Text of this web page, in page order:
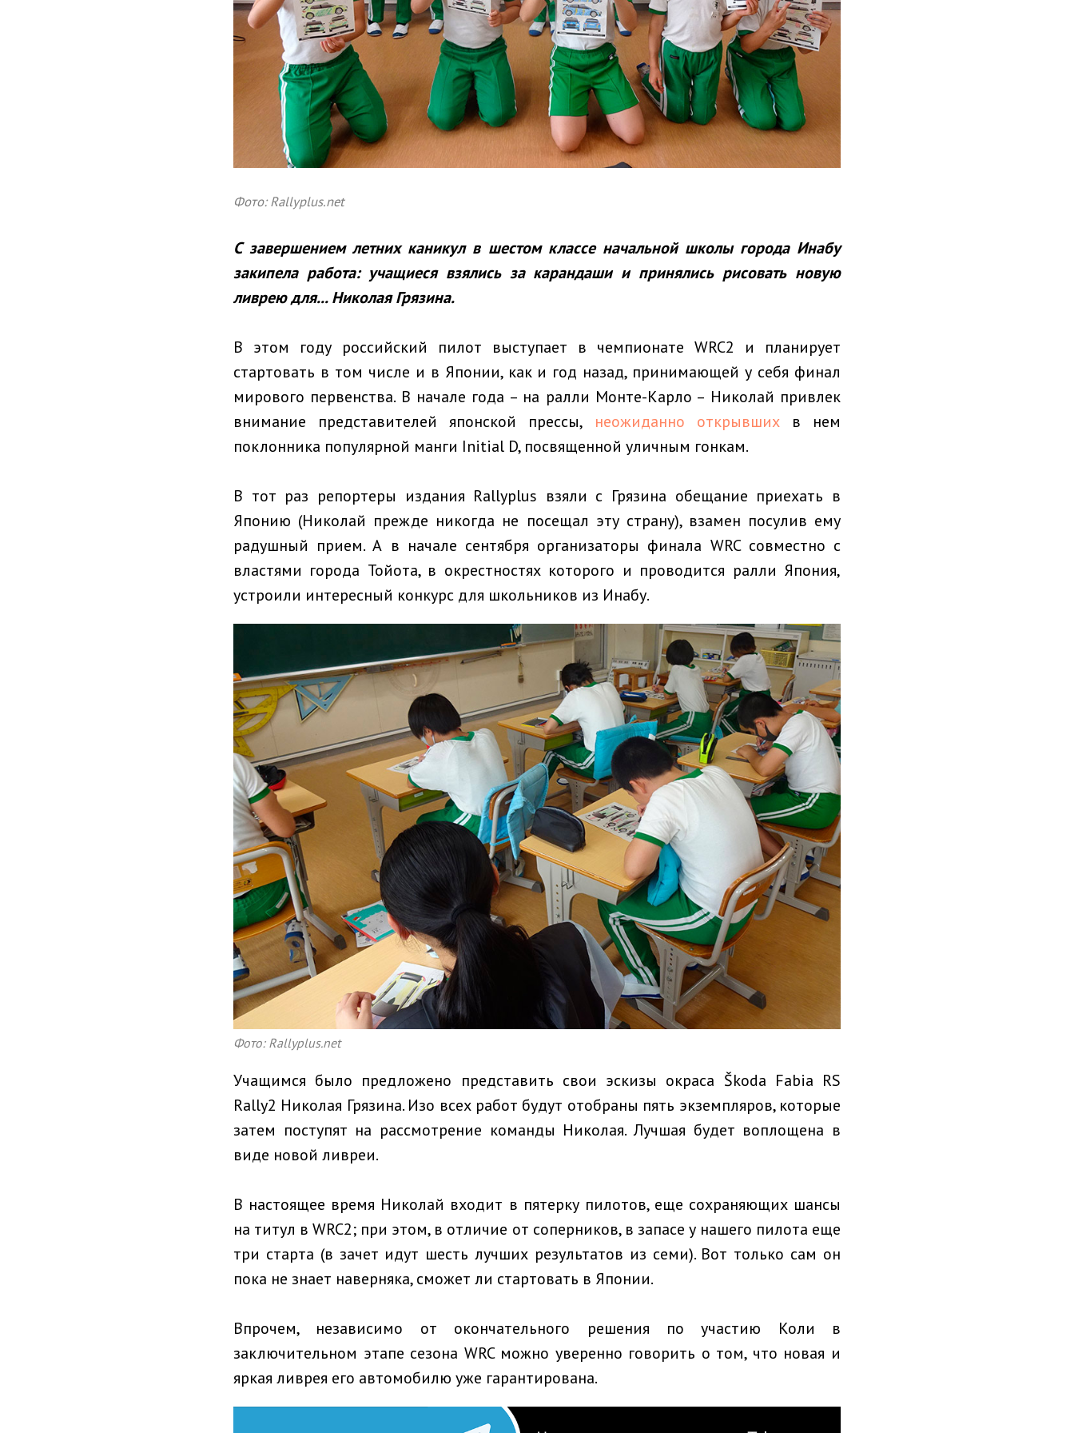
Фото: Rallyplus.net
С завершением летних каникул в шестом классе начальной школы города Инабу
закипела работа: учащиеся взялись за карандаши и принялись рисовать новую
ливрею для... Николая Грязина.
В этом году российский пилот выступает в чемпионате WRC2 и планирует
стартовать в том числе и в Японии, как и год назад, принимающей у себя финал
мирового первенства. В начале года – на ралли Монте-Карло – Николай привлек
внимание представителей японской прессы, неожиданно открывшихв нем
поклонника популярной манги Initial D, посвященной уличным гонкам.
В тот раз репортеры издания Rallyplus взяли с Грязина обещание приехать в
Японию (Николай прежде никогда не посещал эту страну), взамен посулив ему
радушный прием. А в начале сентября организаторы финала WRC совместно с
властями города Тойота, в окрестностях которого и проводится ралли Япония,
устроили интересный конкурс для школьников из Инабу.
Фото: Rallyplus.net
Учащимся было предложено представить свои эскизы окраса Škoda Fabia RS
Rally2 Николая Грязина. Изо всех работ будут отобраны пять экземпляров, которые
затем поступят на рассмотрение команды Николая. Лучшая будет воплощена в
виде новой ливреи.
В настоящее время Николай входит в пятерку пилотов, еще сохраняющих шансы
на титул в WRC2; при этом, в отличие от соперников, в запасе у нашего пилота еще
три старта (в зачет идут шесть лучших результатов из семи). Вот только сам он
пока не знает наверняка, сможет ли стартовать в Японии.
Впрочем, независимо от окончательного решения по участию Коли в
заключительном этапе сезона WRC можно уверенно говорить о том, что новая и
яркая ливрея его автомобилю уже гарантирована.